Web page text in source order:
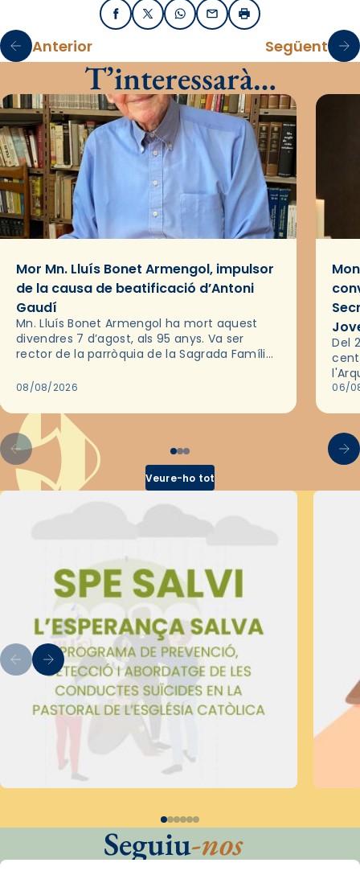
FacebookX / TwitterWhatsApp
EmailImprimir
Anterior Següent
T’interessarà…
Mor Mn. Lluís Bonet Armengol, impulsor
de la causa de beatificació d’Antoni
Gaudí
Mn. Lluís Bonet Armengol ha mort aquest
divendres 7 d’agost, als 95 anys. Va ser
rector de la parròquia de la Sagrada Família
2018,…
08/08/2026
Del
les
06/
Veure-ho tot
Seguiu-nos